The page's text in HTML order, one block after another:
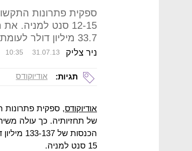
12-15 סנט
33.7 מיליון דולר לעומת 31 מיליון דולר ברבעון המקביל
ניר צליק 10:35 31.07.13
תגיות: אודיוקודס
אודיוקודס
של תחזיותיה. כך עולה
15 סנט למניה.